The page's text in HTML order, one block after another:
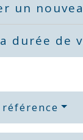
un
durée de